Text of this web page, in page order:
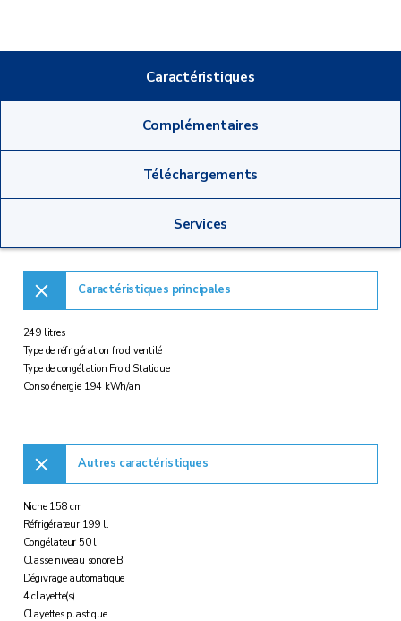
Caractéristiques
Complémentaires
Téléchargements
Services
Caractéristiques principales
249 litres
Type de réfrigération froid ventilé
Type de congélation Froid Statique
Conso énergie 194 kWh/an
Autres caractéristiques
Niche 158 cm
Réfrigérateur 199 l.
Congélateur 50 l.
Classe niveau sonore B
Dégivrage automatique
4 clayette(s)
Clayettes plastique